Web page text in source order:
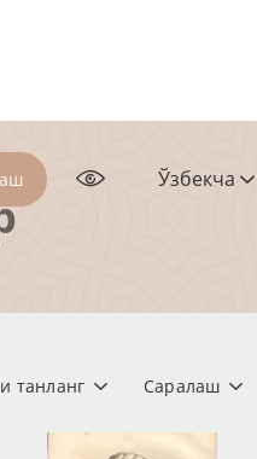
Ўзбекча
Саралаш
танланг